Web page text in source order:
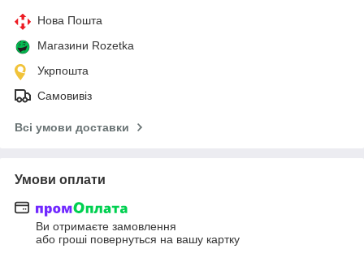
Нова Пошта
Магазини Rozetka
Укрпошта
Самовивіз
Всі умови доставки
Умови оплати
Ви отримаєте замовлення
або гроші повернуться на вашу картку